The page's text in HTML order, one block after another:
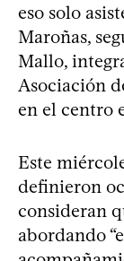
eso solo
Maroñas,
Mallo,
Asociación
en el centro
Este
definieron
consideran
abordando